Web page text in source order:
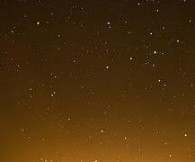
a été contractée
la France dont les
privés
banques
étant
ans (les prêts